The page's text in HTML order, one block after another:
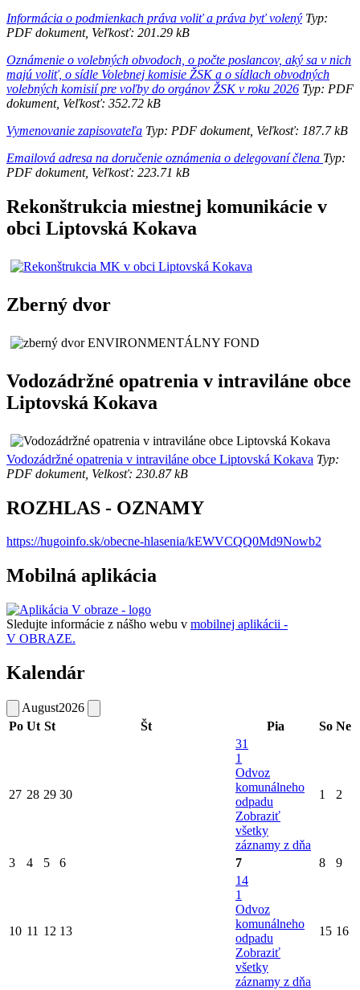
Informácia o podmienkach práva voliť a práva byť volený Typ:
PDF dokument, Veľkosť: 201.29 kB
Oznámenie o volebných obvodoch, o počte poslancov, aký sa v nich
majú voliť, o sídle Volebnej komisie ŽSK a o sídlach obvodných
volebných komisií pre voľby do orgánov ŽSK v roku 2026 Typ: PDF
dokument, Veľkosť: 352.72 kB
Vymenovanie zapisovateľa Typ: PDF dokument, Veľkosť: 187.7 kB
Emailová adresa na doručenie oznámenia o delegovaní člena Typ:
PDF dokument, Veľkosť: 223.71 kB
Rekonštrukcia miestnej komunikácie v
obci Liptovská Kokava
Zberný dvor
Vodozádržné opatrenia v intraviláne obce
Liptovská Kokava
Vodozádržné opatrenia v intraviláne obce Liptovská Kokava Typ:
PDF dokument, Velkosť: 230.87 kB
ROZHLAS - OZNAMY
https://hugoinfo.sk/obecne-hlasenia/kEWVCQQ0Md9Nowb2
Mobilná aplikácia
Sledujte informácie z nášho webu v mobilnej aplikácii -
V OBRAZE.
Kalendár
August2026
Po Ut St Št Pia So Ne
27 28 29 30
31
1
Odvoz
komunálneho
odpadu
Zobraziť
všetky
záznamy z dňa
1 2
3 4 5 6 7 8 9
10 11 12 13
14
1
Odvoz
komunálneho
odpadu
Zobraziť
všetky
záznamy z dňa
15 16